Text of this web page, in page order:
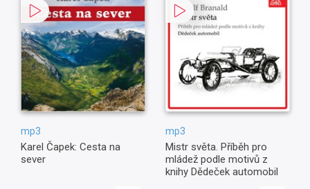
mp3
Karel Čapek: Cesta na
sever
mp3
Mistr světa. Příběh pro
mládež podle motivů z
knihy Dědeček automobil